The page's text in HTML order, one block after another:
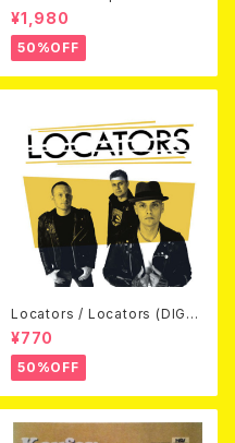
Beyond Warped (国内盤DV
D)
¥1,980
50%OFF
Locators / Locators (DIGPA
CK CD)
¥770
50%OFF